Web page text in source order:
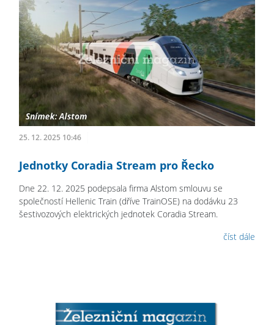
25. 12. 2025 10:46
Jednotky Coradia Stream pro Řecko
Dne 22. 12. 2025 podepsala firma Alstom smlouvu se
společností Hellenic Train (dříve TrainOSE) na dodávku 23
šestivozových elektrických jednotek Coradia Stream.
číst dále